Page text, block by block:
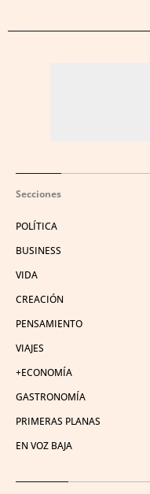
Secciones
POLÍTICA
BUSINESS
VIDA
CREACIÓN
PENSAMIENTO
VIAJES
+ECONOMÍA
GASTRONOMÍA
PRIMERAS PLANAS
EN VOZ BAJA